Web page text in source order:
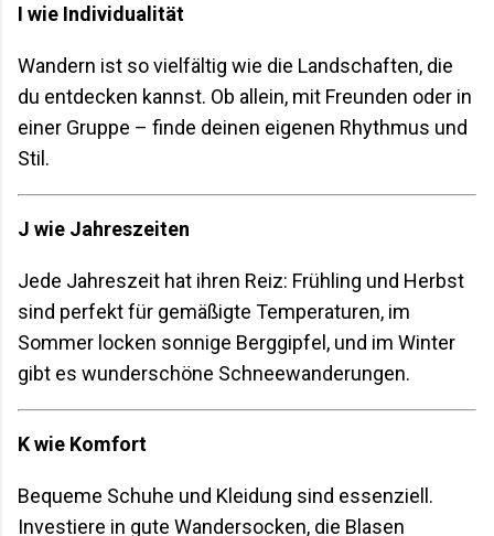
I wie Individualität
Wandern ist so vielfältig wie die Landschaften, die
du entdecken kannst. Ob allein, mit Freunden oder in
einer Gruppe – finde deinen eigenen Rhythmus und
Stil.
J wie Jahreszeiten
Jede Jahreszeit hat ihren Reiz: Frühling und Herbst
sind perfekt für gemäßigte Temperaturen, im
Sommer locken sonnige Berggipfel, und im Winter
gibt es wunderschöne Schneewanderungen.
K wie Komfort
Bequeme Schuhe und Kleidung sind essenziell.
Investiere in gute Wandersocken, die Blasen